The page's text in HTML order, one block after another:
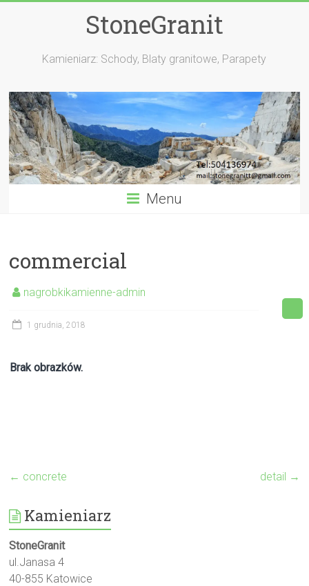
StoneGranit
Kamieniarz: Schody, Blaty granitowe, Parapety
Menu
commercial
nagrobkikamienne-admin
1 grudnia, 2018
Brak obrazków.
← concrete detail →
Kamieniarz
StoneGranit
ul.Janasa 4
40-855 Katowice